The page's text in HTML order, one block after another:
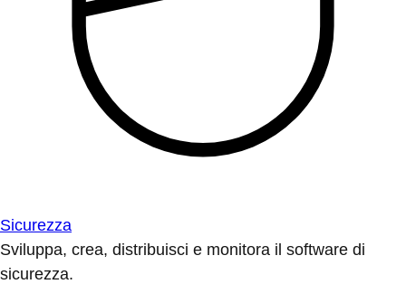
Sicurezza
Sviluppa, crea, distribuisci e monitora il software di
sicurezza.